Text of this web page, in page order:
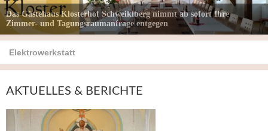
Das Gästehaus Klosterhof Schweiklberg nimmt ab sofort Ihre
Zimmer- und Tagungsraumanfrage entgegen
Elektrowerkstatt
AKTUELLES & BERICHTE